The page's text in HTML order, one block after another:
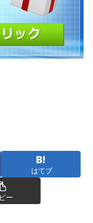
はてブ
ー